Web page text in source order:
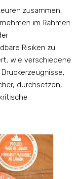
zusammen,
im Rahmen
Risiken zu
wie verschiedene
durchsetzen,